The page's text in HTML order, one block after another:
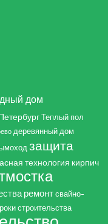
дом
Теплый пол
деревянный дом
защита
технология кирпич
ремонт свайно-
строительства